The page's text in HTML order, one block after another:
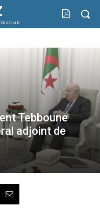
Tebboune
adjoint de